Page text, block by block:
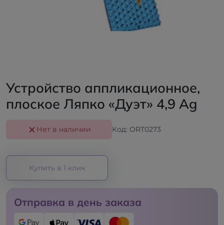
Устройство аппликационное,
плоское Ляпко «Дуэт» 4,9 Ag
Нет в наличии Код: ORT0273
Купить в 1 клик
Отправка в день заказа